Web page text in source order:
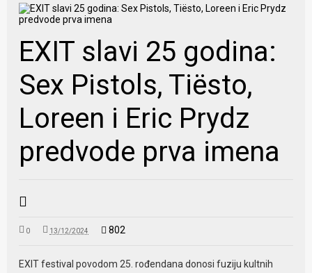
EXIT slavi 25 godina:
Sex Pistols, Tiësto,
Loreen i Eric Prydz
predvode prva imena
0 13/12/2024 802
EXIT festival povodom 25. rođendana donosi fuziju kultnih